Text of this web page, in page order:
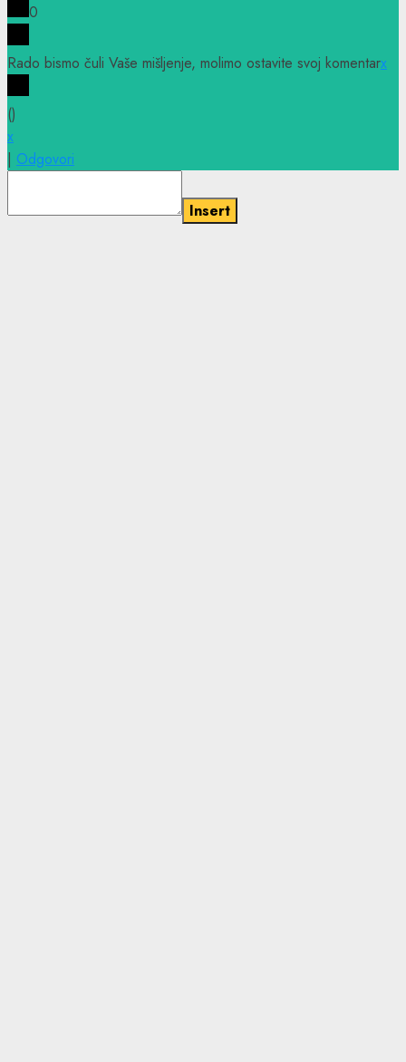
0
Rado bismo čuli Vaše mišljenje, molimo ostavite svoj komentarx
()
x
| Odgovori
Insert